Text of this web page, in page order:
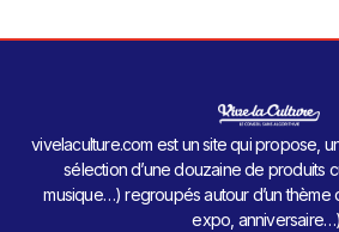
vivelaculture.com est un site qui propose,
sélection d’une douzaine de produits
musique…) regroupés autour d’un thème
expo,